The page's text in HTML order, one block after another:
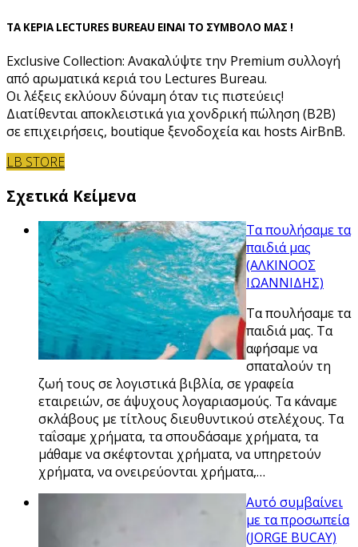
ΤΑ ΚΕΡΙΑ LECTURES BUREAU ΕΙΝΑΙ ΤΟ ΣΥΜΒΟΛΟ ΜΑΣ !
Exclusive Collection: Ανακαλύψτε την Premium συλλογή
από αρωματικά κεριά του Lectures Bureau.
Οι λέξεις εκλύουν δύναμη όταν τις πιστεύεις!
Διατίθενται αποκλειστικά για χονδρική πώληση (B2B)
σε επιχειρήσεις, boutique ξενοδοχεία και hosts AirBnB.
LB STORE
Σχετικά Κείμενα
Τα πουλήσαμε τα
παιδιά μας
(ΑΛΚΙΝΟΟΣ
ΙΩΑΝΝΙΔΗΣ)
Τα πουλήσαμε τα
παιδιά μας. Τα
αφήσαμε να
σπαταλούν τη
ζωή τους σε λογιστικά βιβλία, σε γραφεία
εταιρειών, σε άψυχους λογαριασμούς. Τα κάναμε
σκλάβους με τίτλους διευθυντικού στελέχους. Τα
ταΐσαμε χρήματα, τα σπουδάσαμε χρήματα, τα
μάθαμε να σκέφτονται χρήματα, να υπηρετούν
χρήματα, να ονειρεύονται χρήματα,…
Αυτό συμβαίνει
με τα προσωπεία
(JORGE BUCAY)